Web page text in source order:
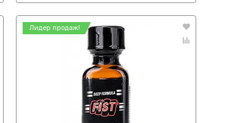
Лидер продаж!